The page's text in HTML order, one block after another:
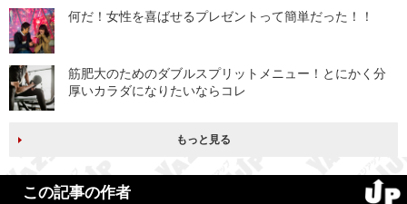
何だ！女性を喜ばせるプレゼントって簡単だった！！
筋肥大のためのダブルスプリットメニュー！とにかく分
厚いカラダになりたいならコレ
もっと見る
この記事の作者